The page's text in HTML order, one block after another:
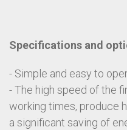
Specifications and
- Simple and easy to
- The high speed of the
working times, produce
a significant saving of